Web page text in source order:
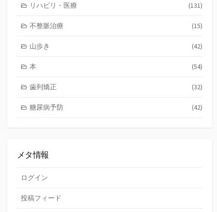
リハビリ・医療 (131)
不整脈治療 (15)
山歩き (42)
本 (54)
歯列矯正 (32)
糖尿病予防 (42)
メタ情報
ログイン
投稿フィード